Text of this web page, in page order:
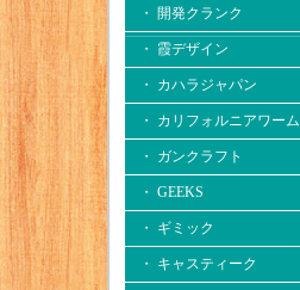
・ 開発クランク
・ 霞デザイン
・ カハラジャパン
・ カリフォルニアワーム
・ ガンクラフト
・ GEEKS
・ ギミック
・ キャスティーク